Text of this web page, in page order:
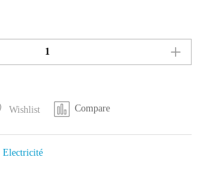
Wishlist Compare
Electricité